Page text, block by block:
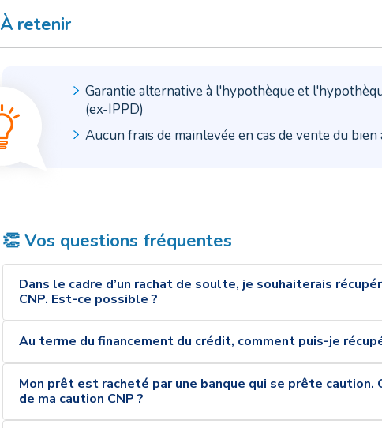
À retenir
Garantie alternative à l'hypothèque et
(ex-IPPD)
Aucun frais de mainlevée en cas de vente du
👏 Vos questions fréquentes
Dans le cadre d’un rachat de soulte, je souhaiterais
CNP. Est-ce possible ?
Au terme du financement du crédit, comment puis-je
Mon prêt est racheté par une banque qui se prête
de ma caution CNP ?